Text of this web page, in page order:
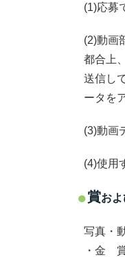
(1)応募
(2)動画
都合上
送信し
ータを
(3)動画
(4)使用
賞お
写真・
・ 金 賞